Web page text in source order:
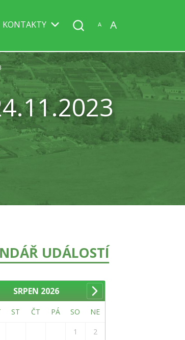
KONTAKTY A A
UDÁLOSTÍ
SRPEN 2026
ST ČT PÁ SO NE
1
2